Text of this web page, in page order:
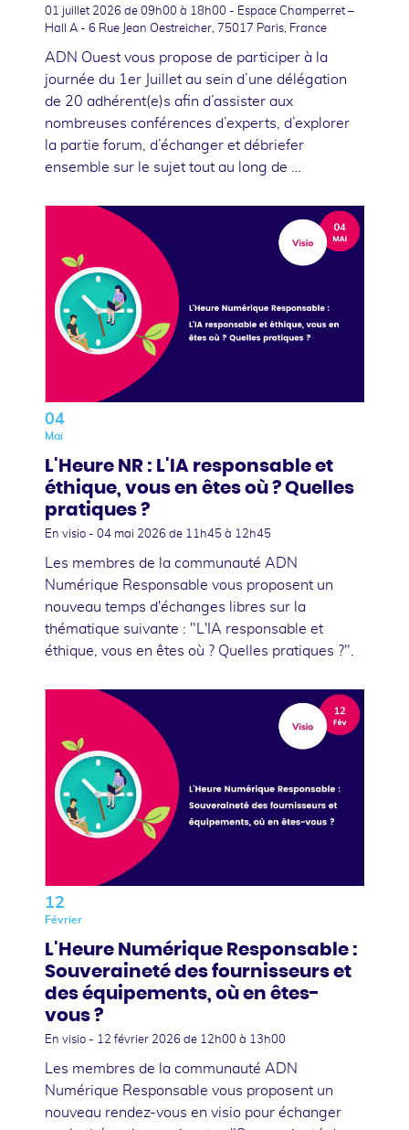
01 juillet 2026 de 09h00 à 18h00 - Espace Champerret –
Hall A - 6 Rue Jean Oestreicher, 75017 Paris, France
ADN Ouest vous propose de participer à la
journée du 1er Juillet au sein d’une délégation
de 20 adhérent(e)s afin d’assister aux
nombreuses conférences d’experts, d’explorer
la partie forum, d’échanger et débriefer
ensemble sur le sujet tout au long de …
04
Mai
L'Heure NR : L'IA responsable et
éthique, vous en êtes où ? Quelles
pratiques ?
En visio - 04 mai 2026 de 11h45 à 12h45
Les membres de la communauté ADN
Numérique Responsable vous proposent un
nouveau temps d'échanges libres sur la
thématique suivante : "L'IA responsable et
éthique, vous en êtes où ? Quelles pratiques ?".
12
Février
L'Heure Numérique Responsable :
Souveraineté des fournisseurs et
des équipements, où en êtes-
vous ?
En visio - 12 février 2026 de 12h00 à 13h00
Les membres de la communauté ADN
Numérique Responsable vous proposent un
nouveau rendez-vous en visio pour échanger